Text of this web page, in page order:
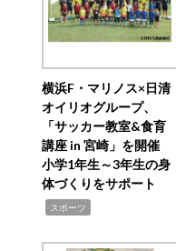
横浜F・マリノス×日清
オイリオグループ、
「サッカー教室&食育
講座 in 宮崎」を開催
小学1年生～3年生の身
体づくりをサポート
スポーツ